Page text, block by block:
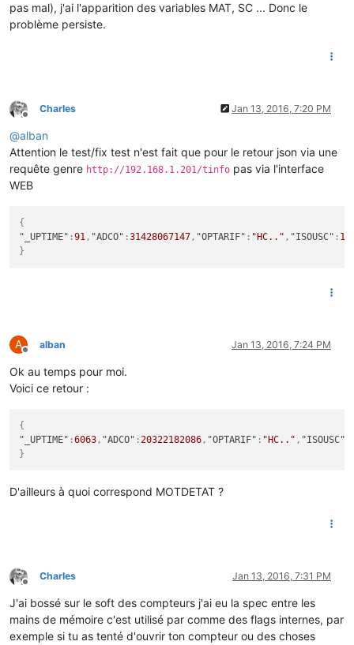
pas mal), j'ai l'apparition des variables MAT, SC ... Donc le
problème persiste.
Offline
Charles Jan 13, 2016, 7:20 PM
@alban
Attention le test/fix test n'est fait que pour le retour json via une
requête genre http://192.168.1.201/tinfo pas via l'interface
WEB
{
"_UPTIME" :91, "ADCO" :31428067147, "OPTARIF" : "HC.." , "ISOUSC" : 15
}
A
Offline
alban Jan 13, 2016, 7:24 PM
Ok au temps pour moi.
Voici ce retour :
{
"_UPTIME" :6063 , "ADCO" : 20322182086 , "OPTARIF" : "HC.." , "ISOUSC"
}
D'ailleurs à quoi correspond MOTDETAT ?
Offline
Charles Jan 13, 2016, 7:31 PM
J'ai bossé sur le soft des compteurs j'ai eu la spec entre les
mains de mémoire c'est utilisé par comme des flags internes, par
exemple si tu as tenté d'ouvrir ton compteur ou des choses